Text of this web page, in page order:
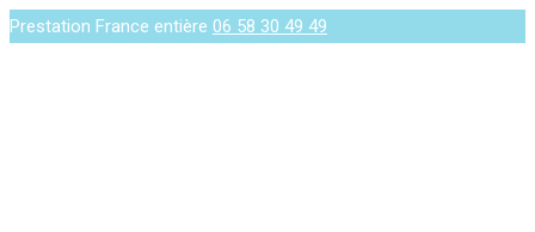
Prestation France entière 06 58 30 49 49